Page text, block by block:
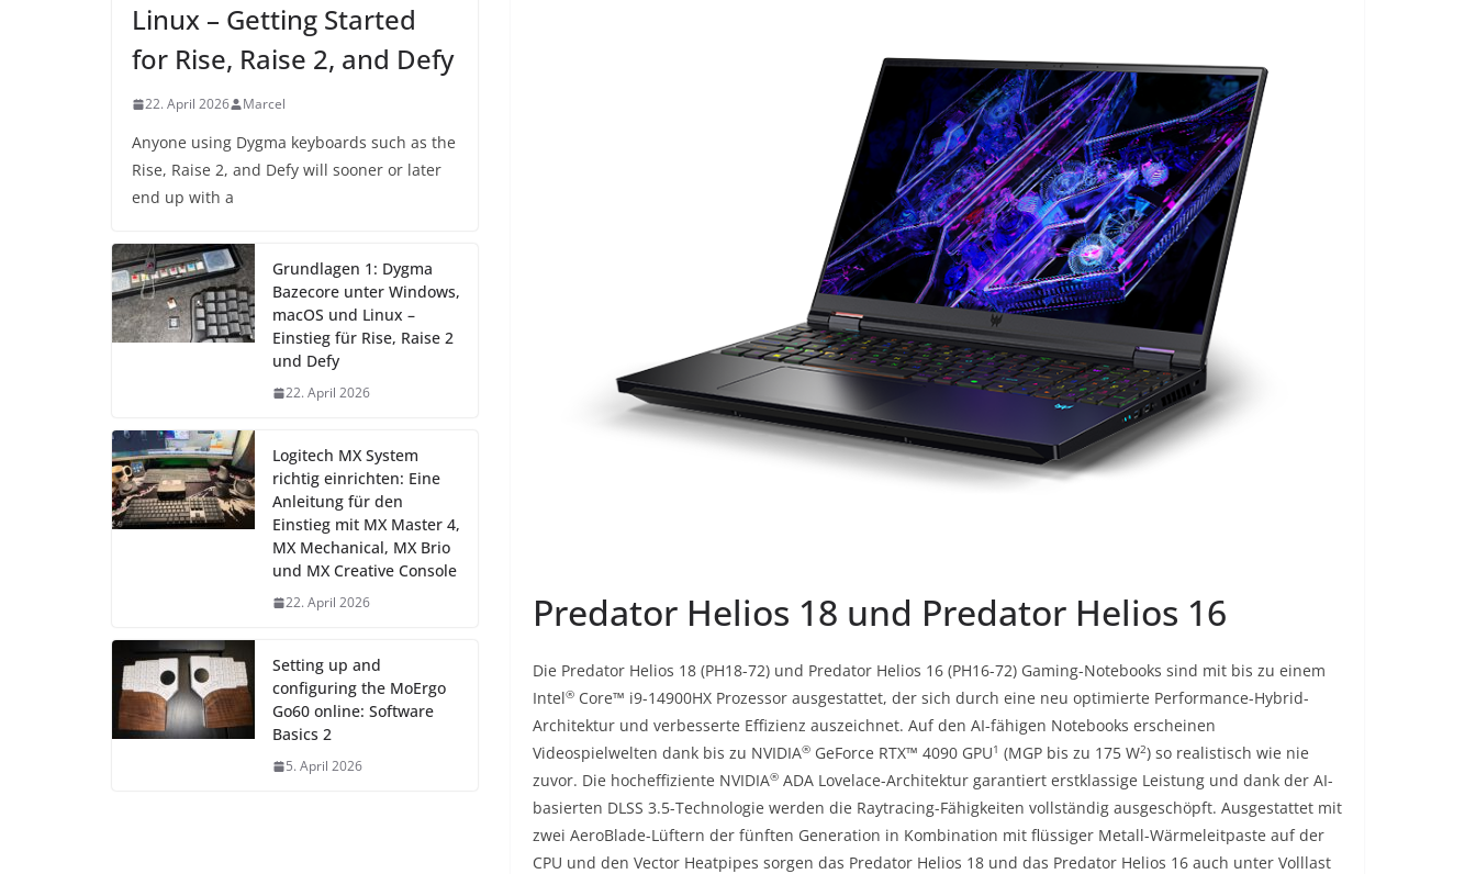
Predator Helios 18 und Predator Helios 16
Die Predator Helios 18 (PH18-72) und Predator Helios 16 (PH16-72) Gaming-Notebooks sind mit bis zu einem
Intel® Core™ i9-14900HX Prozessor ausgestattet, der sich durch eine neu optimierte Performance-Hybrid-
Architektur und verbesserte Effizienz auszeichnet. Auf den AI-fähigen Notebooks erscheinen
Videospielwelten dank bis zu NVIDIA® GeForce RTX™ 4090 GPU1 (MGP bis zu 175 W2) so realistisch wie nie
zuvor. Die hocheffiziente NVIDIA® ADA Lovelace-Architektur garantiert erstklassige Leistung und dank der AI-
basierten DLSS 3.5-Technologie werden die Raytracing-Fähigkeiten vollständig ausgeschöpft. Ausgestattet mit
zwei AeroBlade-Lüftern der fünften Generation in Kombination mit flüssiger Metall-Wärmeleitpaste auf der
CPU und den Vector Heatpipes sorgen das Predator Helios 18 und das Predator Helios 16 auch unter Volllast
Linux – Getting Started
for Rise, Raise 2, and Defy
22. April 2026 Marcel
Anyone using Dygma keyboards such as the
Rise, Raise 2, and Defy will sooner or later
end up with a
Grundlagen 1: Dygma
Bazecore unter Windows,
macOS und Linux –
Einstieg für Rise, Raise 2
und Defy
22. April 2026
Logitech MX System
richtig einrichten: Eine
Anleitung für den
Einstieg mit MX Master 4,
MX Mechanical, MX Brio
und MX Creative Console
22. April 2026
Setting up and
configuring the MoErgo
Go60 online: Software
Basics 2
5. April 2026